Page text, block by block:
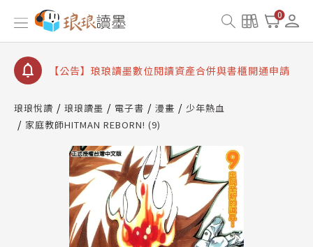
0
【公告】琅琅書店服務升級重要說明及資產合併結果
查詢
【公告】因 Readmoo 讀墨系統維護中，本站同步暫
【公告】琅琅讀墨數位閱讀資產合併與書櫃開通申請
【公告】琅琅讀墨 3 分鐘完成書櫃開通與資產合併申
請圖文教學
【公告】琅琅書店服務升級重要說明及資產合併結果
查詢
【公告】因 Readmoo 讀墨系統維護中，本站同步暫
停部分閱讀服務
琅琅悅讀 琅琅讀墨 電子書 漫畫
少年熱血
家庭教師HITMAN REBORN! (9)